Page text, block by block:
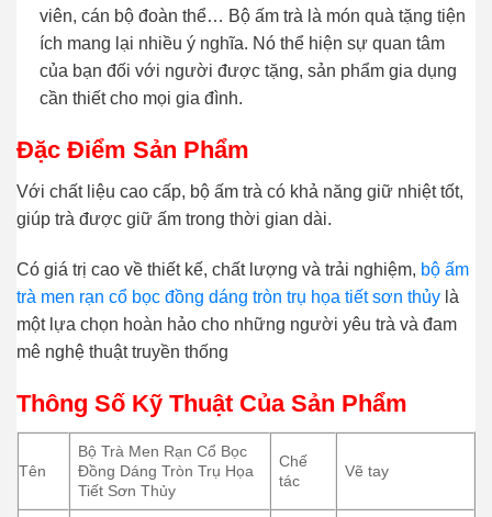
viên, cán bộ đoàn thể… Bộ ấm trà là món quà tặng tiện
ích mang lại nhiều ý nghĩa. Nó thể hiện sự quan tâm
của bạn đối với người được tặng, sản phẩm gia dụng
cần thiết cho mọi gia đình.
Đặc Điểm Sản Phẩm
Với chất liệu cao cấp, bộ ấm trà có khả năng giữ nhiệt tốt,
giúp trà được giữ ấm trong thời gian dài.
Có giá trị cao về thiết kế, chất lượng và trải nghiệm, bộ ấm
trà men rạn cổ bọc đồng dáng tròn trụ họa tiết sơn thủy là
một lựa chọn hoàn hảo cho những người yêu trà và đam
mê nghệ thuật truyền thống
Thông Số Kỹ Thuật Của Sản Phẩm
Tên
Bộ Trà Men Rạn Cổ Bọc
Đồng Dáng Tròn Trụ Họa
Tiết Sơn Thủy
Chế
tác
Vẽ tay